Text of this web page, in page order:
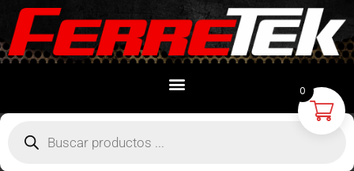
contenido
Búsqueda
productos
0